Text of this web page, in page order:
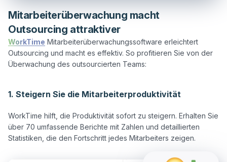
Mitarbeiterüberwachung macht
Outsourcing attraktiver
WorkTime Mitarbeiterüberwachungssoftware erleichtert
Outsourcing und macht es effektiv. So profitieren Sie von der
Überwachung des outsourcierten Teams:
1. Steigern Sie die Mitarbeiterproduktivität
WorkTime hilft, die Produktivität sofort zu steigern. Erhalten Sie
über 70 umfassende Berichte mit Zahlen und detaillierten